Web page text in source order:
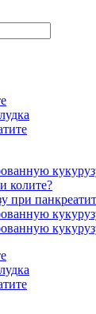
колите?
при